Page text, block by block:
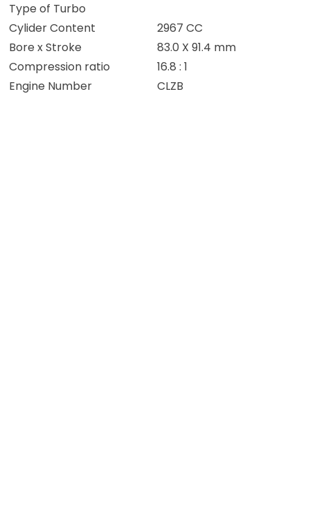
Type of Turbo
Cylider Content
2967 CC
Bore x Stroke
83.0 X 91.4 mm
Compression ratio
16.8 : 1
Engine Number
CLZB